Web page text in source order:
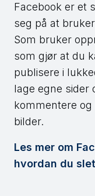
Facebook er et
seg på at
Som bruker
som gjør at du
publisere i
lage egne sider
kommentere
bilder.
Les mer om
hvordan du